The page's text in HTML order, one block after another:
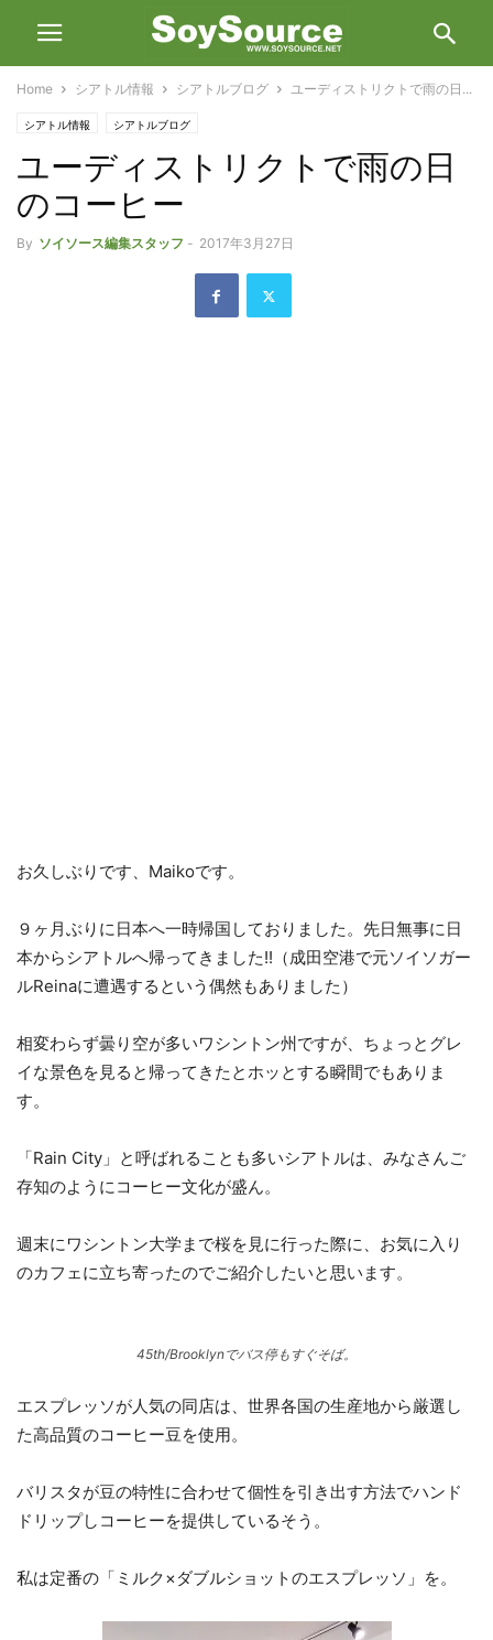
Home シアトル情報 シアトルブログ ユーディストリクトで雨の日...
シアトル情報 シアトルブログ
ユーディストリクトで雨の日
のコーヒー
By ソイソース編集スタッフ - 2017年3月27日
お久しぶりです、Maikoです。
９ヶ月ぶりに日本へ一時帰国しておりました。先日無事に日
本からシアトルへ帰ってきました!!（成田空港で元ソイソガー
ルReinaに遭遇するという偶然もありました）
相変わらず曇り空が多いワシントン州ですが、ちょっとグレ
イな景色を見ると帰ってきたとホッとする瞬間でもありま
す。
「Rain City」と呼ばれることも多いシアトルは、みなさんご
存知のようにコーヒー文化が盛ん。
週末にワシントン大学まで桜を見に行った際に、お気に入り
のカフェに立ち寄ったのでご紹介したいと思います。
45th/Brooklynでバス停もすぐそば。
エスプレッソが人気の同店は、世界各国の生産地から厳選し
た高品質のコーヒー豆を使用。
バリスタが豆の特性に合わせて個性を引き出す方法でハンド
ドリップしコーヒーを提供しているそう。
私は定番の「ミルク×ダブルショットのエスプレッソ」を。